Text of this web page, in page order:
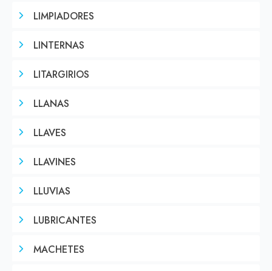
LIMPIADORES
LINTERNAS
LITARGIRIOS
LLANAS
LLAVES
LLAVINES
LLUVIAS
LUBRICANTES
MACHETES